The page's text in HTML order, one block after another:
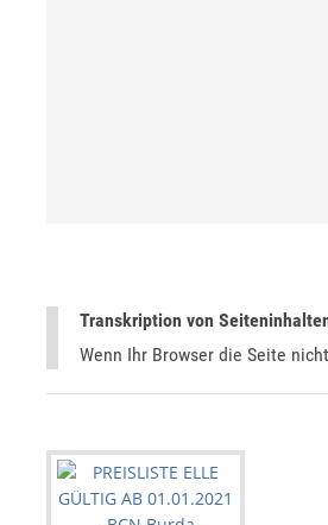
Transkription von
Wenn Ihr Browser die Seite